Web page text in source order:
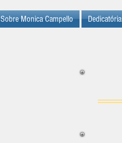
Sobre Monica Campello Dedicatória